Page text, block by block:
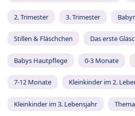
2. Trimester 3. Trimester
Stillen & Fläschchen Das erste
Babys Hautpflege 0-3 Monate
7-12 Monate Kleinkinder im 2.
Kleinkinder im 3. Lebensjahr